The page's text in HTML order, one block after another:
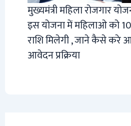
मुख्यमंत्री महिला रोजगार
इस योजना में महिलाओ को
राशि मिलेगी , जाने कैसे करे
आवेदन प्रक्रिया